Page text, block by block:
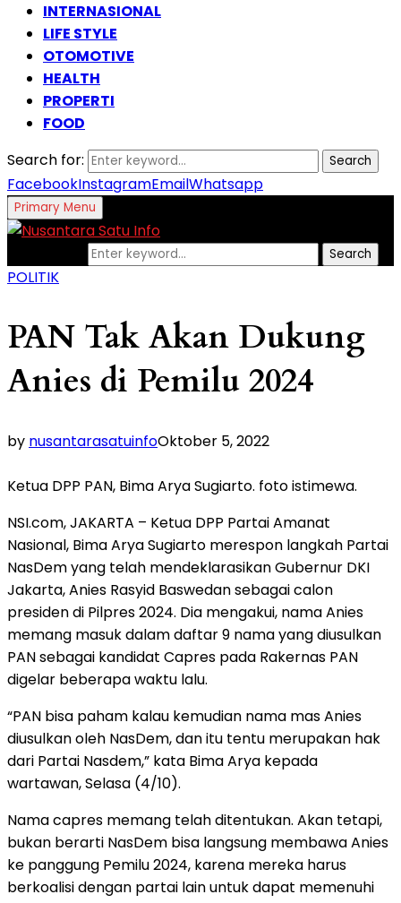
INTERNASIONAL
LIFE STYLE
OTOMOTIVE
HEALTH
PROPERTI
FOOD
Search for:
Search
FacebookInstagramEmailWhatsapp
Primary Menu
Search
POLITIK
PAN Tak Akan Dukung
Anies di Pemilu 2024
by nusantarasatuinfoOktober 5, 2022
Ketua DPP PAN, Bima Arya Sugiarto. foto istimewa.
NSI.com, JAKARTA – Ketua DPP Partai Amanat
Nasional, Bima Arya Sugiarto merespon langkah Partai
NasDem yang telah mendeklarasikan Gubernur DKI
Jakarta, Anies Rasyid Baswedan sebagai calon
presiden di Pilpres 2024. Dia mengakui, nama Anies
memang masuk dalam daftar 9 nama yang diusulkan
PAN sebagai kandidat Capres pada Rakernas PAN
digelar beberapa waktu lalu.
“PAN bisa paham kalau kemudian nama mas Anies
diusulkan oleh NasDem, dan itu tentu merupakan hak
dari Partai Nasdem,” kata Bima Arya kepada
wartawan, Selasa (4/10).
Nama capres memang telah ditentukan. Akan tetapi,
bukan berarti NasDem bisa langsung membawa Anies
ke panggung Pemilu 2024, karena mereka harus
berkoalisi dengan partai lain untuk dapat memenuhi